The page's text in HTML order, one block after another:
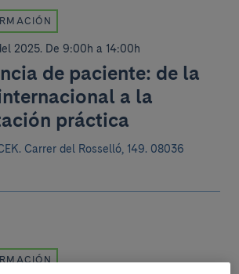
2025. De 9:00h a 14:00h
de paciente: de la
a la
práctica
Carrer del Rosselló, 149. 08036